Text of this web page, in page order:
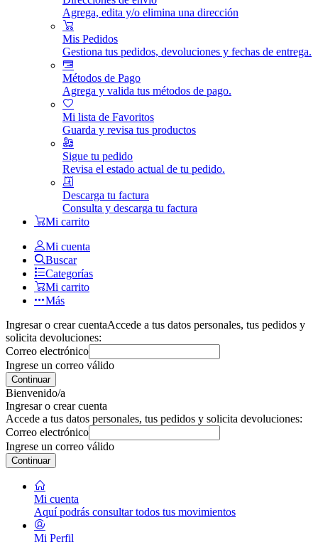
Agrega, edita y/o elimina una dirección
Mis Pedidos
Gestiona tus pedidos, devoluciones y fechas de entrega.
Métodos de Pago
Agrega y valida tus métodos de pago.
Mi lista de Favoritos
Guarda y revisa tus productos
Sigue tu pedido
Revisa el estado actual de tu pedido.
Descarga tu factura
Consulta y descarga tu factura
Mi carrito
Mi cuenta
Buscar
Categorías
Mi carrito
Más
Ingresar o crear cuentaAccede a tus datos personales, tus pedidos y
solicita devoluciones:
Correo electrónico
Ingrese un correo válido
Continuar
Bienvenido/a
Ingresar o crear cuenta
Accede a tus datos personales, tus pedidos y solicita devoluciones:
Correo electrónico
Ingrese un correo válido
Continuar
Mi cuenta
Aquí podrás consultar todos tus movimientos
Mi Perfil